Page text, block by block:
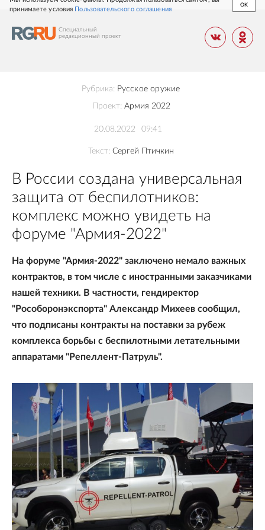
принимаете условия Пользовательского соглашения
OK
Специальный
редакционный проект
Рубрика: Русское оружие
Проект: Армия 2022
20.08.2022 09:41
Текст: Сергей Птичкин
В России создана универсальная
защита от беспилотников:
комплекс можно увидеть на
форуме "Армия-2022"
На форуме "Армия-2022" заключено немало важных
контрактов, в том числе с иностранными заказчиками
нашей техники. В частности, гендиректор
"Рособоронэкспорта" Александр Михеев сообщил,
что подписаны контракты на поставки за рубеж
комплекса борьбы с беспилотными летательными
аппаратами "Репеллент-Патруль".